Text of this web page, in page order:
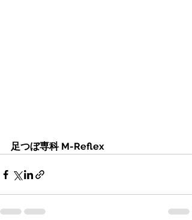
足つぼ専科 M-Reflex